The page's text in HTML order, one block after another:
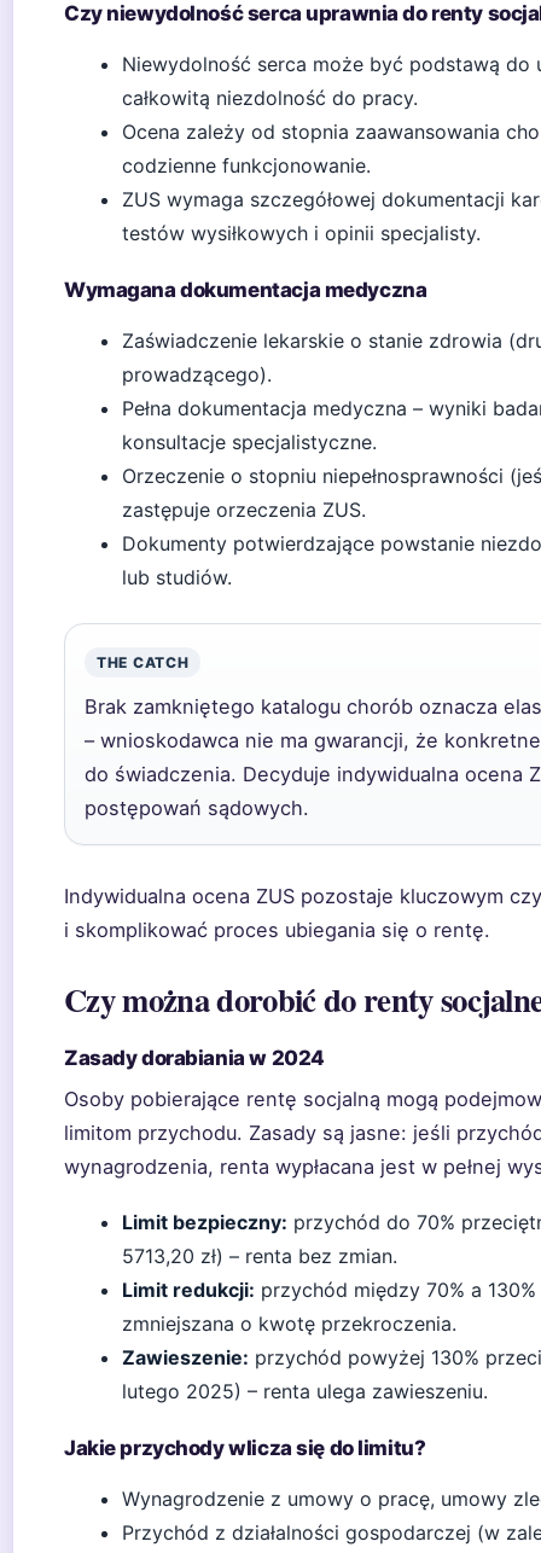
Czy niewydolność serca uprawnia do renty
Niewydolność serca może być podstawą do
całkowitą niezdolność do pracy.
Ocena zależy od stopnia zaawansowania
codzienne funkcjonowanie.
ZUS wymaga szczegółowej dokumentacji
testów wysiłkowych i opinii specjalisty.
Wymagana dokumentacja medyczna
Zaświadczenie lekarskie o stanie zdrowia
prowadzącego).
Pełna dokumentacja medyczna – wyniki
konsultacje specjalistyczne.
Orzeczenie o stopniu niepełnosprawności
zastępuje orzeczenia ZUS.
Dokumenty potwierdzające powstanie
lub studiów.
THE CATCH
Brak zamkniętego katalogu chorób oznacza
– wnioskodawca nie ma gwarancji, że
do świadczenia. Decyduje indywidualna ocena
postępowań sądowych.
Indywidualna ocena ZUS pozostaje kluczowym
i skomplikować proces ubiegania się o rentę.
Czy można dorobić do renty
Zasady dorabiania w 2024
Osoby pobierające rentę socjalną mogą
limitom przychodu. Zasady są jasne: jeśli
wynagrodzenia, renta wypłacana jest w pełnej
Limit bezpieczny: przychód do 70%
5713,20 zł) – renta bez zmian.
Limit redukcji: przychód między 70% a
zmniejszana o kwotę przekroczenia.
Zawieszenie: przychód powyżej 130%
lutego 2025) – renta ulega zawieszeniu.
Jakie przychody wlicza się do limitu?
Wynagrodzenie z umowy o pracę, umowy
Przychód z działalności gospodarczej (w